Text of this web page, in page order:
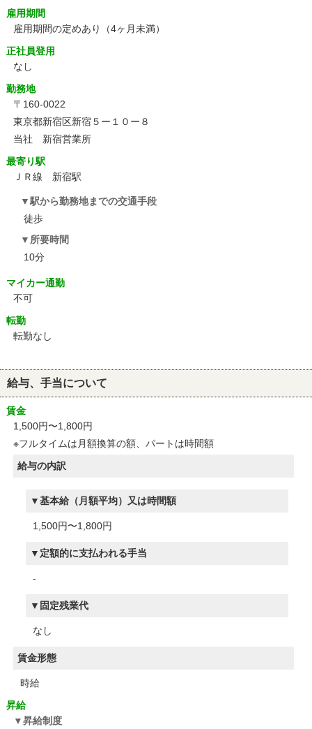
雇用期間
雇用期間の定めあり（4ヶ月未満）
正社員登用
なし
勤務地
〒160-0022
東京都新宿区新宿５ー１０ー８
当社 新宿営業所
最寄り駅
ＪＲ線 新宿駅
駅から勤務地までの交通手段
徒歩
所要時間
10分
マイカー通勤
不可
転勤
転勤なし
給与、手当について
賃金
1,500円〜1,800円
※フルタイムは月額換算の額、パートは時間額
給与の内訳
基本給（月額平均）又は時間額
1,500円〜1,800円
定額的に支払われる手当
-
固定残業代
なし
賃金形態
時給
昇給
昇給制度